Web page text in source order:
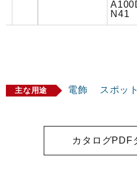
N41
主な用途 電飾 スポット
カタログPDF